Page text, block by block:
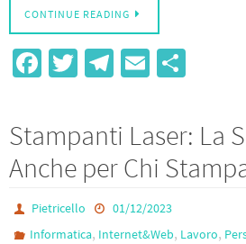
CONTINUE READING
Fa
o
o
k
T
er
Te
gr
a
m
E
ar
e
Stampanti Laser: La
Anche per Chi
Pietricello
01/12/2023
Informatica, Internet&Web, Lavoro,